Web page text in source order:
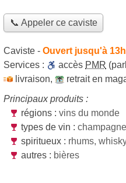
📞 Appeler ce caviste
Caviste - Ouvert jusqu'à 13h
Services :
accès PMR
livraison,
retrait en
Principaux produits :
régions : vins du monde
types de vin :
spiritueux : rhums,
autres : bières